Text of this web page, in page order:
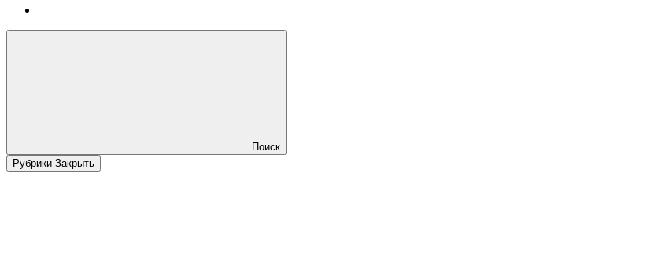
Поиск
Рубрики Закрыть